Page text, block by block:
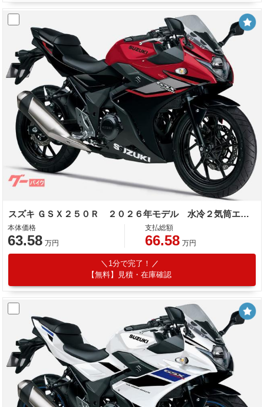
スズキ ＧＳＸ２５０Ｒ ２０２６年モデル 水冷２気筒エンジン
本体価格
63.58 万円
支払総額
66.58 万円
1分で完了！
【無料】見積・在庫確認